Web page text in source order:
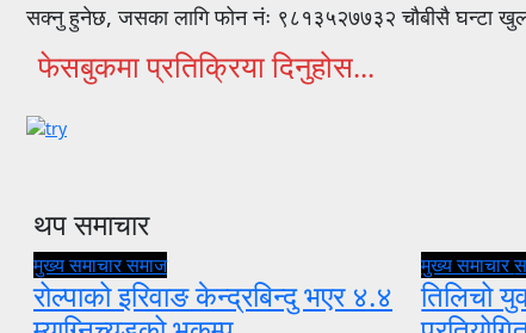
सक्नु हुनेछ, जसका लागि फोन नंः ९८१३५२७७३२ चौबीसै घन्टा
फेसबुकमा प्रतिक्रिया दिनुहोस...
थप समाचार
मुख्य समाचारसमाज
रोल्पाको इरिवाङ केन्द्रबिन्दु भएर ४.४
मुख्य समाचार
तिलिचो